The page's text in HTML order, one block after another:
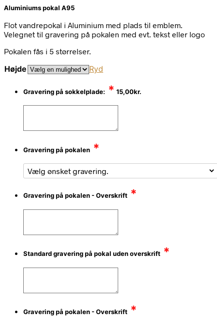
Aluminiums pokal A95
Flot vandrepokal i Aluminium med plads til emblem.
Velegnet til gravering på pokalen med evt. tekst eller logo
Pokalen fås i 5 størrelser.
Højde Ryd
Gravering på sokkelplade: * 15,00kr.
Gravering på pokalen *
Gravering på pokalen - Overskrift *
Standard gravering på pokal uden overskrift *
Gravering på pokalen - Overskrift *